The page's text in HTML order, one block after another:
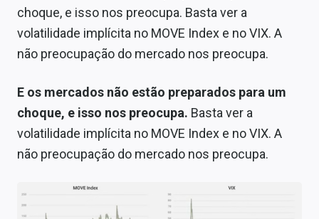
choque, e isso nos preocupa. Basta ver a
volatilidade implícita no MOVE Index e no VIX. A
não preocupação do mercado nos preocupa.
E os mercados não estão preparados para um
choque, e isso nos preocupa. Basta ver a
volatilidade implícita no MOVE Index e no VIX. A
não preocupação do mercado nos preocupa.